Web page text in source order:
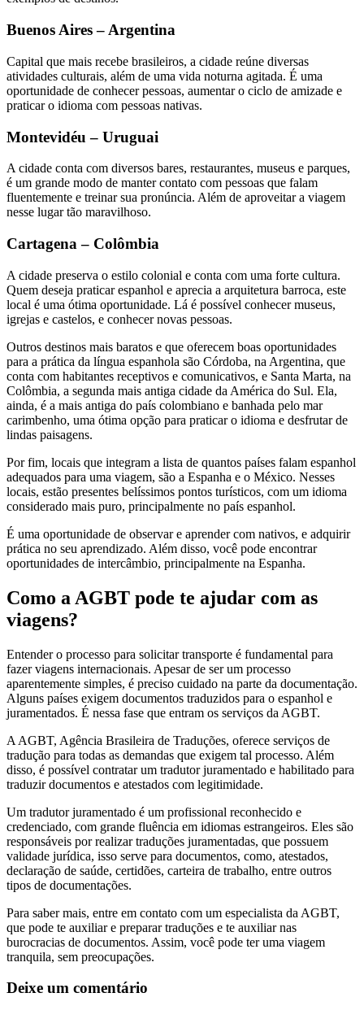
Buenos Aires – Argentina
Capital que mais recebe brasileiros, a cidade reúne diversas
atividades culturais, além de uma vida noturna agitada. É uma
oportunidade de conhecer pessoas, aumentar o ciclo de amizade e
praticar o idioma com pessoas nativas.
Montevidéu – Uruguai
A cidade conta com diversos bares, restaurantes, museus e parques,
é um grande modo de manter contato com pessoas que falam
fluentemente e treinar sua pronúncia. Além de aproveitar a viagem
nesse lugar tão maravilhoso.
Cartagena – Colômbia
A cidade preserva o estilo colonial e conta com uma forte cultura.
Quem deseja praticar espanhol e aprecia a arquitetura barroca, este
local é uma ótima oportunidade. Lá é possível conhecer museus,
igrejas e castelos, e conhecer novas pessoas.
Outros destinos mais baratos e que oferecem boas oportunidades
para a prática da língua espanhola são Córdoba, na Argentina, que
conta com habitantes receptivos e comunicativos, e Santa Marta, na
Colômbia, a segunda mais antiga cidade da América do Sul. Ela,
ainda, é a mais antiga do país colombiano e banhada pelo mar
carimbenho, uma ótima opção para praticar o idioma e desfrutar de
lindas paisagens.
Por fim, locais que integram a lista de quantos países falam espanhol
adequados para uma viagem, são a Espanha e o México. Nesses
locais, estão presentes belíssimos pontos turísticos, com um idioma
considerado mais puro, principalmente no país espanhol.
É uma oportunidade de observar e aprender com nativos, e adquirir
prática no seu aprendizado. Além disso, você pode encontrar
oportunidades de intercâmbio, principalmente na Espanha.
Como a AGBT pode te ajudar com as
viagens?
Entender o processo para solicitar transporte é fundamental para
fazer viagens internacionais. Apesar de ser um processo
aparentemente simples, é preciso cuidado na parte da documentação.
Alguns países exigem documentos traduzidos para o espanhol e
juramentados. É nessa fase que entram os serviços da AGBT.
A AGBT, Agência Brasileira de Traduções, oferece serviços de
tradução para todas as demandas que exigem tal processo. Além
disso, é possível contratar um tradutor juramentado e habilitado para
traduzir documentos e atestados com legitimidade.
Um tradutor juramentado é um profissional reconhecido e
credenciado, com grande fluência em idiomas estrangeiros. Eles são
responsáveis por realizar traduções juramentadas, que possuem
validade jurídica, isso serve para documentos, como, atestados,
declaração de saúde, certidões, carteira de trabalho, entre outros
tipos de documentações.
Para saber mais, entre em contato com um especialista da AGBT,
que pode te auxiliar e preparar traduções e te auxiliar nas
burocracias de documentos. Assim, você pode ter uma viagem
tranquila, sem preocupações.
Deixe um comentário